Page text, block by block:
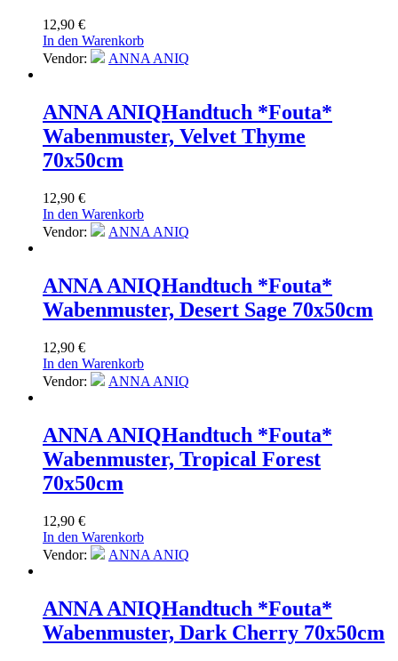
12,90 €
In den Warenkorb
Vendor:
ANNA ANIQ
ANNA ANIQHandtuch *Fouta*
Wabenmuster, Velvet Thyme
70x50cm
12,90 €
In den Warenkorb
Vendor:
ANNA ANIQ
ANNA ANIQHandtuch *Fouta*
Wabenmuster, Desert Sage 70x50cm
12,90 €
In den Warenkorb
Vendor:
ANNA ANIQ
ANNA ANIQHandtuch *Fouta*
Wabenmuster, Tropical Forest
70x50cm
12,90 €
In den Warenkorb
Vendor:
ANNA ANIQ
ANNA ANIQHandtuch *Fouta*
Wabenmuster, Dark Cherry 70x50cm